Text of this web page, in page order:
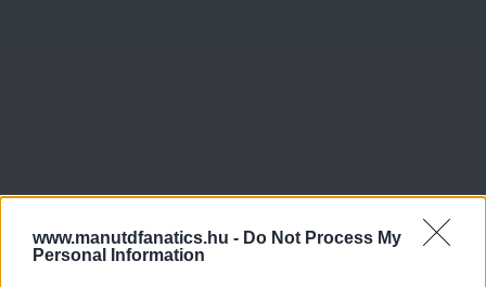
www.manutdfanatics.hu - Do Not Process My
Personal Information